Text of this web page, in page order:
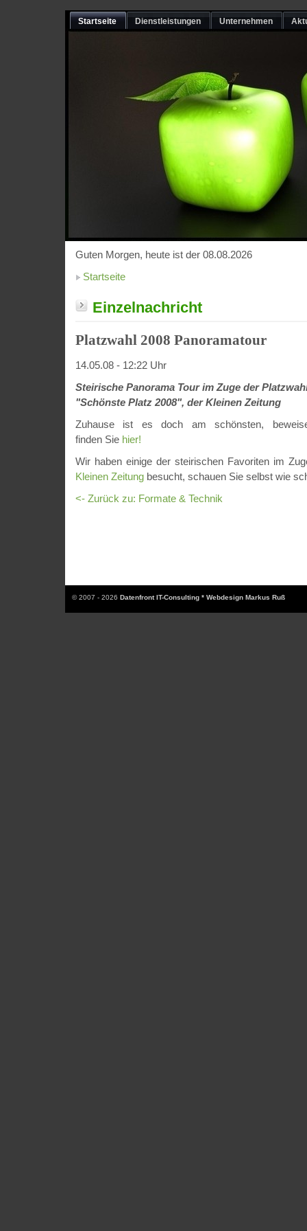
Startseite Dienstleistungen Unternehmen
Guten Morgen, heute ist der 08.08.2026
Startseite
Einzelnachricht
Platzwahl 2008 Panoramatour
14.05.08 - 12:22 Uhr
Steirische Panorama Tour im Zuge der
"Schönste Platz 2008", der Kleinen Zeitung
Zuhause ist es doch am schönsten,
finden Sie hier!
Wir haben einige der steirischen Favoriten im
Kleinen Zeitung besucht, schauen Sie selbst wie
<- Zurück zu: Formate & Technik
© 2007 - 2026 Datenfront IT-Consulting * Webdesign Markus Ruß